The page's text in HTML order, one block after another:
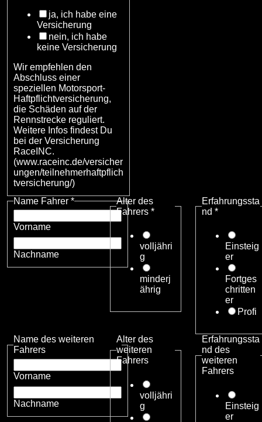
ja, ich habe eine
Versicherung
nein, ich habe
keine Versicherung
Wir empfehlen den
Abschluss einer
speziellen Motorsport-
Haftpflichtversicherung,
die Schäden auf der
Rennstrecke reguliert.
Weitere Infos findest Du
bei der Versicherung
RaceINC.
(www.raceinc.de/versicher
ungen/teilnehmerhaftpflich
tversicherung/)
Name Fahrer *
Vorname
Nachname
Alter des
Fahrers *
volljähri
g
minderj
ährig
Erfahrungssta
nd *
Einsteig
er
Fortges
chritten
er
Profi
Name des weiteren
Fahrers
Vorname
Nachname
Alter des
weiteren
Fahrers
volljähri
g
Erfahrungssta
nd des
weiteren
Fahrers
Einsteig
er